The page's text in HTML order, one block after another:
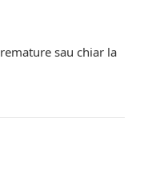
sau chiar la